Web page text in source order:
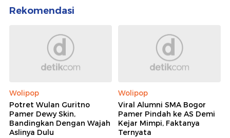
Rekomendasi
Wolipop
Potret Wulan Guritno
Pamer Dewy Skin,
Bandingkan Dengan Wajah
Aslinya Dulu
Wolipop
Viral Alumni SMA Bogor
Pamer Pindah ke AS Demi
Kejar Mimpi, Faktanya
Ternyata